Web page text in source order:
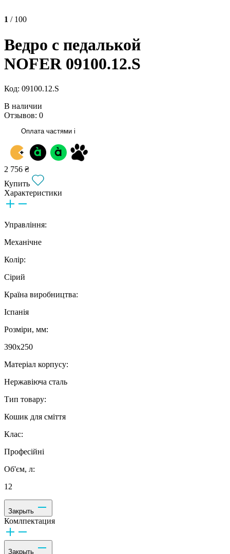
1 / 100
Ведро с педалькой
NOFER 09100.12.S
Код: 09100.12.S
В наличии
Отзывов: 0
Оплата частями i
2 756 ₴
Купить
Характеристики
Управління:
Механічне
Колір:
Сірий
Країна виробництва:
Іспанія
Розміри, мм:
390x250
Матеріал корпусу:
Нержавіюча сталь
Тип товару:
Кошик для сміття
Клас:
Професійні
Об'єм, л:
12
Закрыть
Комлпектация
Закрыть